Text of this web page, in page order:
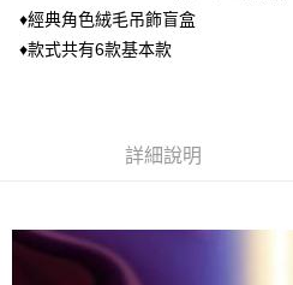
AFTEE先享後付是「在收到商品之後才
便利好安心！
【「AFTEE先享後付」結帳流程】
３．收到繳費通知簡訊後14天內，點擊
ATM／網路銀行／等多元方式進行付款，
ATM付款
每筆NT$70，滿NT$699(含以上)免運
每筆NT$70，滿NT$699(含以上)免
7-11取貨付款
♦︎經典角色絨毛吊飾盲盒
♦︎款式共有6款基本款
詳細說明